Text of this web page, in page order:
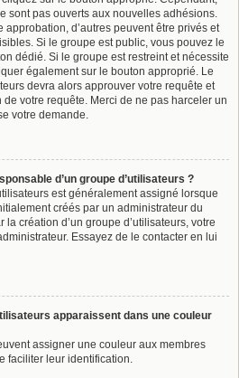
sont pas ouverts aux nouvelles adhésions.
d’autres peuvent être privés et
Si le groupe est public, vous pouvez le
dédié. Si le groupe est restreint et nécessite
également sur le bouton approprié. Le
devra alors approuver votre requête et
votre requête. Merci de ne pas harceler un
votre demande.
d’un groupe d’utilisateurs ?
est généralement assigné lorsque
créés par un administrateur du
création d’un groupe d’utilisateurs, votre
Essayez de le contacter en lui
apparaissent dans une couleur
assigner une couleur aux membres
faciliter leur identification.